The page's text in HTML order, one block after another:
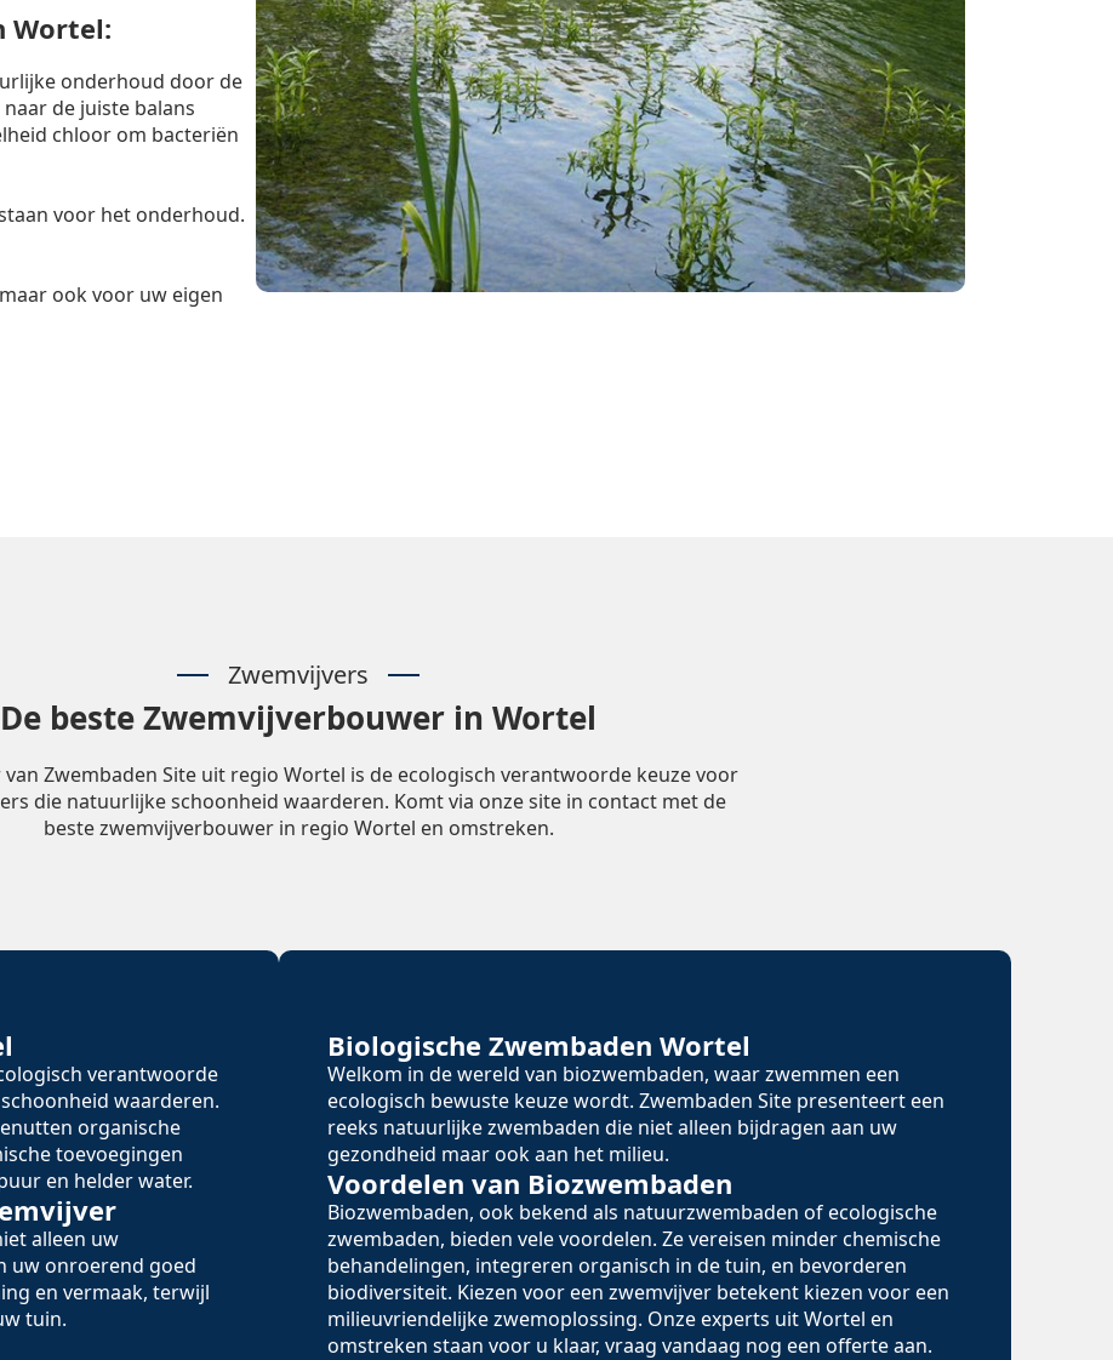
Wortel:
onderhoud door de
de juiste balans
chloor om bacteriën
voor het onderhoud.
ook voor uw eigen
Zwemvijvers
De beste Zwemvijverbouwer in Wortel
van Zwembaden Site uit regio Wortel is de ecologisch verantwoorde keuze voor
die natuurlijke schoonheid waarderen. Komt via onze site in contact met de
beste zwemvijverbouwer in regio Wortel en omstreken.
verantwoorde
waarderen.
organische
toevoegingen
en helder water.
alleen uw
uw onroerend goed
en vermaak, terwijl
tuin.
Biologische Zwembaden Wortel
Welkom in de wereld van biozwembaden, waar zwemmen een
ecologisch bewuste keuze wordt. Zwembaden Site presenteert een
reeks natuurlijke zwembaden die niet alleen bijdragen aan uw
gezondheid maar ook aan het milieu.
Voordelen van Biozwembaden
Biozwembaden, ook bekend als natuurzwembaden of ecologische
zwembaden, bieden vele voordelen. Ze vereisen minder chemische
behandelingen, integreren organisch in de tuin, en bevorderen
biodiversiteit. Kiezen voor een zwemvijver betekent kiezen voor een
milieuvriendelijke zwemoplossing. Onze experts uit Wortel en
omstreken staan voor u klaar, vraag vandaag nog een offerte aan.